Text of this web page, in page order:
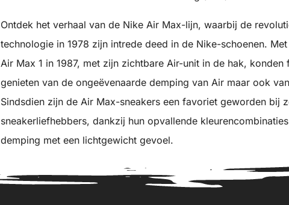
Ontdek het verhaal van de Nike Air Max-lijn, waarbij de
technologie in 1978 zijn intrede deed in de Nike-schoenen.
Air Max 1 in 1987, met zijn zichtbare Air-unit in de hak, konden
genieten van de ongeëvenaarde demping van Air maar ook
Sindsdien zijn de Air Max-sneakers een favoriet geworden bij
sneakerliefhebbers, dankzij hun opvallende
demping met een lichtgewicht gevoel.